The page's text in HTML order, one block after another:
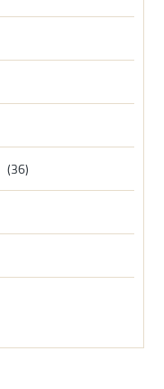
(36)